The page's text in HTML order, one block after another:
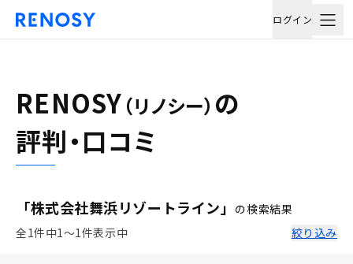
ログイン
RENOSY （リノシー） の
評判・口コミ
「株式会社舞浜リゾートライン」 の検索結果
全1件中1〜1件表示中
絞り込み